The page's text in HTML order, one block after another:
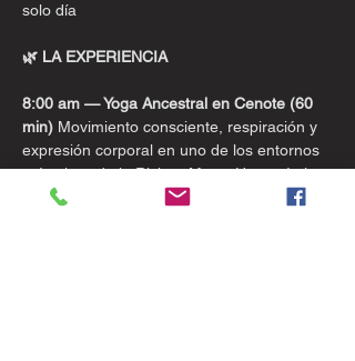
solo día
🌿 LA EXPERIENCIA
8:00 am — Yoga Ancestral en Cenote (60
min) Movimiento consciente, respiración y
expresión corporal en uno de los entornos
más vivos de la Riviera Maya. Una práctica
para todos los niveles: para disfrutar,